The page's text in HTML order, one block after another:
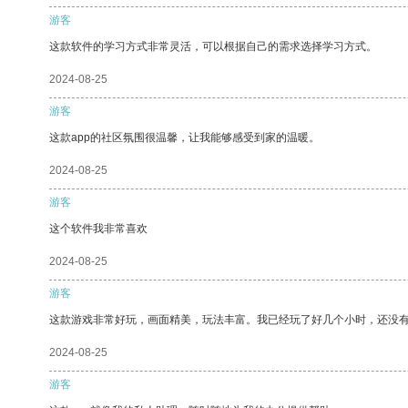
游客
这款软件的学习方式非常灵活，可以根据自己的需求选择学习方式。
2024-08-25
游客
这款app的社区氛围很温馨，让我能够感受到家的温暖。
2024-08-25
游客
这个软件我非常喜欢
2024-08-25
游客
这款游戏非常好玩，画面精美，玩法丰富。我已经玩了好几个小时，还没
2024-08-25
游客